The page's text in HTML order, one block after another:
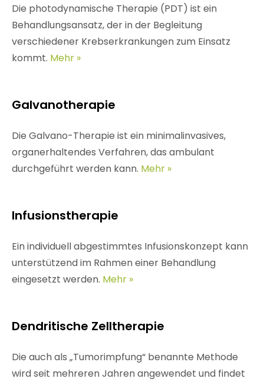
Die photodynamische Therapie (PDT) ist ein
Behandlungsansatz, der in der Begleitung
verschiedener Krebserkrankungen zum Einsatz
kommt. Mehr »
Galvanotherapie
Die Galvano-Therapie ist ein minimalinvasives,
organerhaltendes Verfahren, das ambulant
durchgeführt werden kann. Mehr »
Infusionstherapie
Ein individuell abgestimmtes Infusionskonzept kann
unterstützend im Rahmen einer Behandlung
eingesetzt werden. Mehr »
Dendritische Zelltherapie
Die auch als „Tumorimpfung“ benannte Methode
wird seit mehreren Jahren angewendet und findet